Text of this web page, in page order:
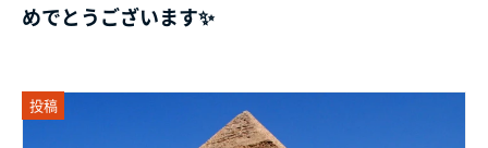
めでとうございます✨
投稿